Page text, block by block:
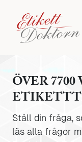
ÖVER
Ställ din fråga,
läs alla frågor